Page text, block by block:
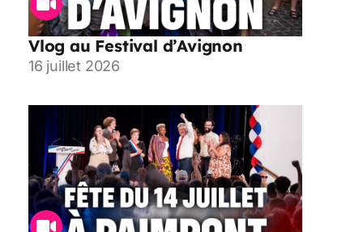
Vlog au Festival d’Avignon
16 juillet 2026